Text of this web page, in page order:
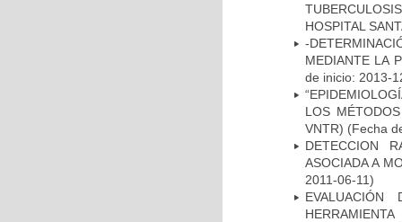
HOSPITAL
-
MEDIANTE LA
de inicio: 2013-
LOS
VNTR) (Fecha
DETECCION
ASOCIADA A
2011-06-11)